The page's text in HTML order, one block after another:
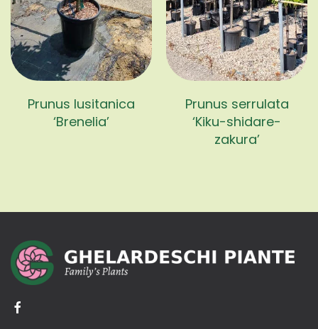
Prunus lusitanica
‘Brenelia’
Prunus serrulata
‘Kiku-shidare-
zakura’